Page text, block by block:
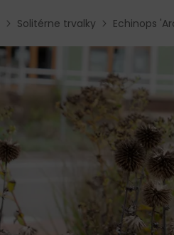
Solitérne trvalky Echinops